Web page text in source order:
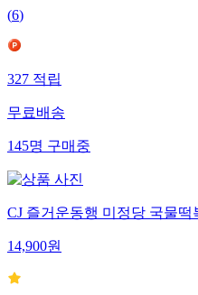
(6)
327적립
무료배송
145명구매중
CJ 즐거운동행 미정당 국물떡
14,900원